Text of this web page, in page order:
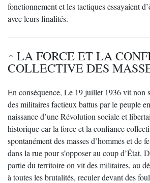
fonctionnement et les tactiques essayaient
avec leurs finalités.
LA FORCE ET LA
COLLECTIVE DES
En conséquence, Le 19 juillet 1936 vit non
des militaires factieux battus par le peuple
naissance d’une Révolution sociale et
historique car la force et la confiance
spontanément des masses d’hommes et de
dans la rue pour s’opposer au coup d’État.
partie du territoire on vit des militaires, au
à toutes les brutalités, reculer devant des